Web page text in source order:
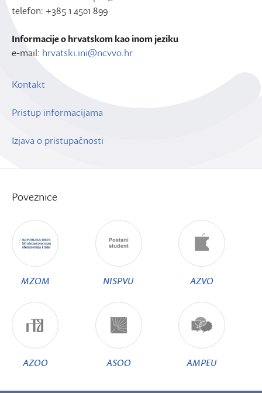
telefon: +385 1 4501 899
Informacije o hrvatskom kao inom jeziku
e-mail: hrvatski.ini@ncvvo.hr
Kontakt
Pristup informacijama
Izjava o pristupačnosti
Poveznice
MZOM NISPVU AZVO
AZOO ASOO AMPEU